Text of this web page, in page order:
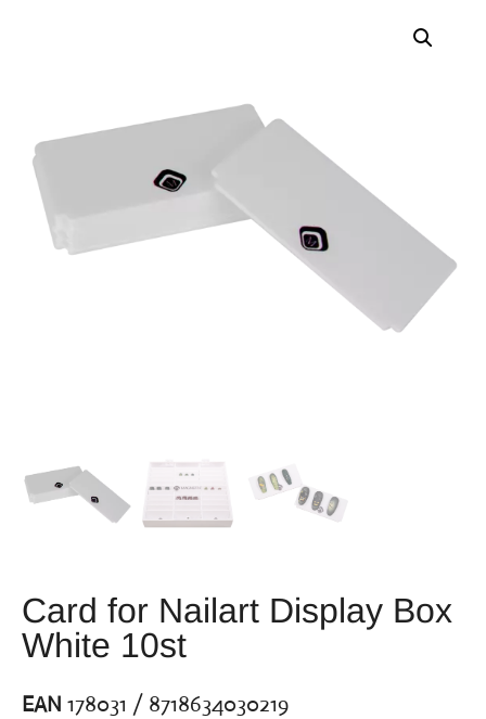
Card for Nailart Display Box
White 10st
EAN 178031 / 8718634030219